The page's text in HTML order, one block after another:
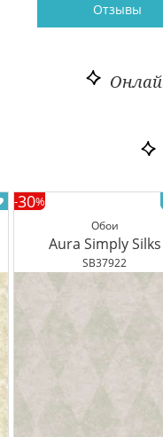
Отзывы
Обои
Aura Simply Silks
SB37922
-30%